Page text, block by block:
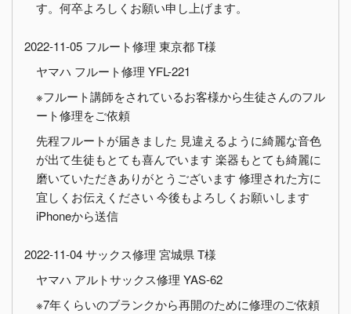
す。何卒よろしくお願い申し上げます。
2022-11-05 フルート修理 東京都 T様
ヤマハ フルート修理 YFL-221
※フルート講師をされているお客様から生徒さんのフル
ート修理をご依頼
先程フルートが届きました 見違えるように綺麗な音色
が出て生徒もとても喜んでいます 楽器もとても綺麗に
磨いていただきありがとうございます 修理された方に
宜しくお伝えください 今後もよろしくお願いします
iPhoneから送信
2022-11-04 サックス修理 宮城県 T様
ヤマハ アルトサックス修理 YAS-62
※7年くらいのブランクから再開のために修理のご依頼